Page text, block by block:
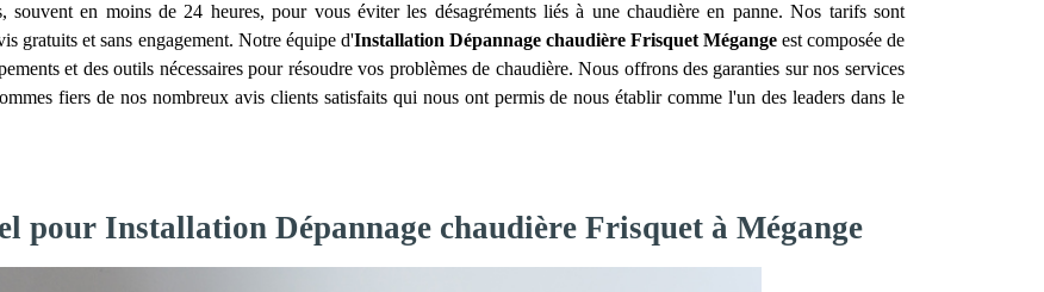
en moins de 24 heures, pour vous éviter les désagréments liés à une chaudière en panne. Nos tarifs sont
gratuits et sans engagement. Notre équipe d'Installation Dépannage chaudière Frisquet Mégangeest composée de
et des outils nécessaires pour résoudre vos problèmes de chaudière. Nous offrons des garanties sur nos services
fiers de nos nombreux avis clients satisfaits qui nous ont permis de nous établir comme l'un des leaders dans le
pour Installation Dépannage chaudière Frisquet à Mégange